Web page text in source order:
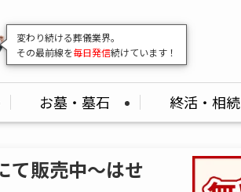
変わり続ける葬儀業界。
その最前線を毎日発信続けています！
お墓・墓石 終活・相続
て販売中～はせ